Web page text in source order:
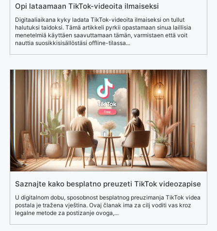
Opi lataamaan TikTok-videoita ilmaiseksi
Digitaaliaikana kyky ladata TikTok-videoita ilmaiseksi on tullut
halutuksi taidoksi. Tämä artikkeli pyrkii opastamaan sinua laillisia
menetelmiä käyttäen saavuttamaan tämän, varmistaen että voit
nauttia suosikkisisällöstäsi offline-tilassa...
Saznajte kako besplatno preuzeti TikTok videozapise
U digitalnom dobu, sposobnost besplatnog preuzimanja TikTok videa
postala je tražena vještina. Ovaj članak ima za cilj voditi vas kroz
legalne metode za postizanje ovoga,...